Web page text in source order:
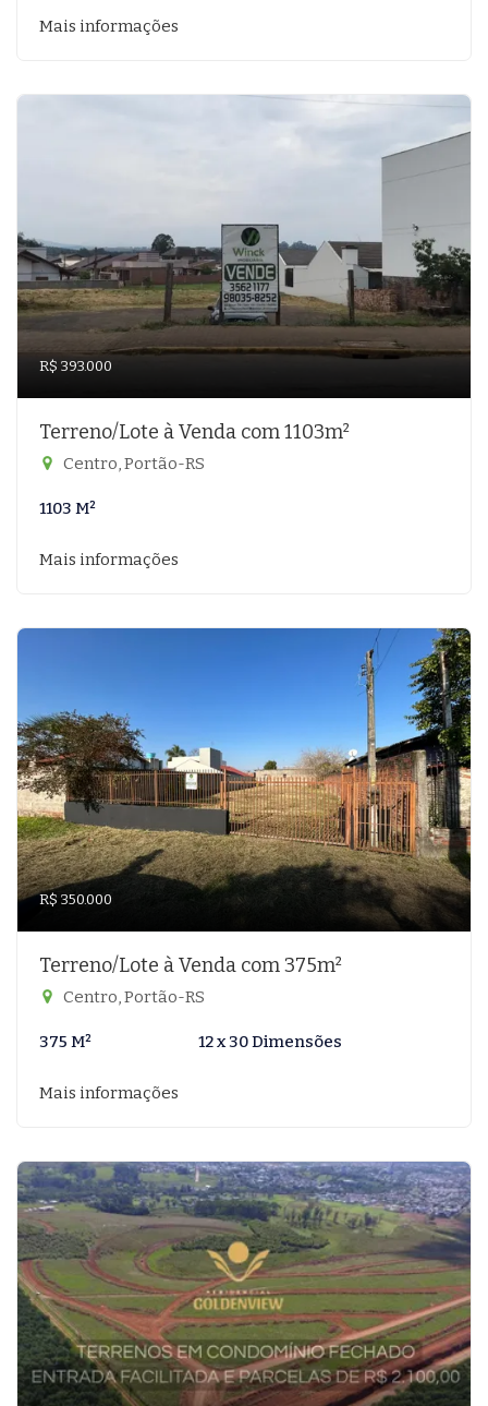
Mais informações
R$ 393.000
Terreno/Lote à Venda com 1103m²
Centro, Portão-RS
1103 M²
Mais informações
R$ 350.000
Terreno/Lote à Venda com 375m²
Centro, Portão-RS
375 M² 12 x 30 Dimensões
Mais informações